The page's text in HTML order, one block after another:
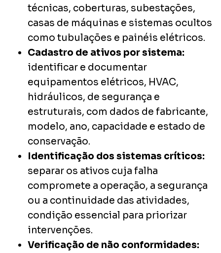
técnicas, coberturas, subestações,
casas de máquinas e sistemas ocultos
como tubulações e painéis elétricos.
Cadastro de ativos por sistema:
identificar e documentar
equipamentos elétricos, HVAC,
hidráulicos, de segurança e
estruturais, com dados de fabricante,
modelo, ano, capacidade e estado de
conservação.
Identificação dos sistemas críticos:
separar os ativos cuja falha
compromete a operação, a segurança
ou a continuidade das atividades,
condição essencial para priorizar
intervenções.
Verificação de não conformidades: